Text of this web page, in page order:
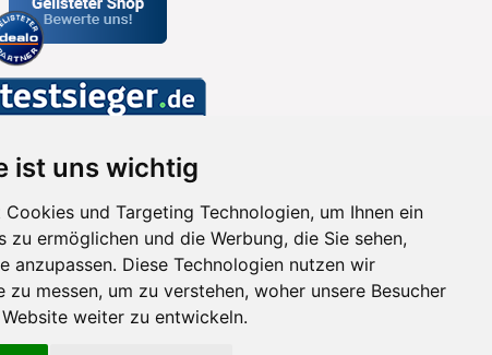
ist uns wichtig
und Targeting Technologien, um Ihnen ein
zu ermöglichen und die Werbung, die Sie sehen,
anzupassen. Diese Technologien nutzen wir
zu messen, um zu verstehen, woher unsere Besucher
weiter zu entwickeln.